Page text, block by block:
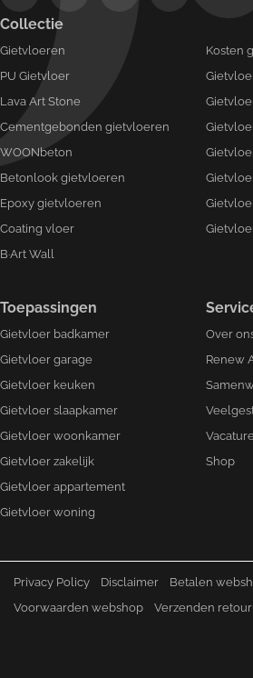
Collectie
Gietvloeren
PU Gietvloer
Lava Art Stone
Cementgebonden gietvloeren
WOONbeton
Betonlook gietvloeren
Epoxy gietvloeren
Coating vloer
B·Art Wall
Kosten
Toepassingen
Gietvloer badkamer
Gietvloer garage
Gietvloer keuken
Gietvloer slaapkamer
Gietvloer woonkamer
Gietvloer zakelijk
Gietvloer appartement
Gietvloer woning
Over
Renew
Shop
Privacy Policy Disclaimer
Betalen
Voorwaarden webshop
Verzenden